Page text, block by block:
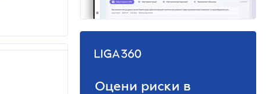
Оцени риски в